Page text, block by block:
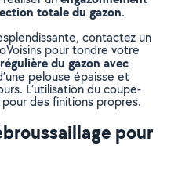
totale du gazon.
contactez un
pour tondre votre
du gazon avec
pelouse épaisse et
L’utilisation du coupe-
des finitions propres.
pour